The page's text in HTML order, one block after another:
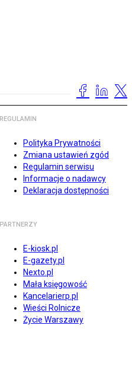
REGULAMIN
Polityka Prywatności
Zmiana ustawień zgód
Regulamin serwisu
Informacje o nadawcy
Deklaracja dostępności
PARTNERZY
E-kiosk.pl
E-gazety.pl
Nexto.pl
Mała księgowość
Kancelarierp.pl
Wieści Rolnicze
Życie Warszawy